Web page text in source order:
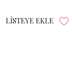
LISTEYE EKLE